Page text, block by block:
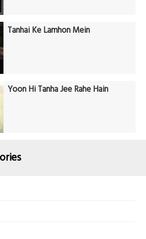
Tanhai Ke Lamhon Mein
Yoon Hi Tanha Jee Rahe Hain